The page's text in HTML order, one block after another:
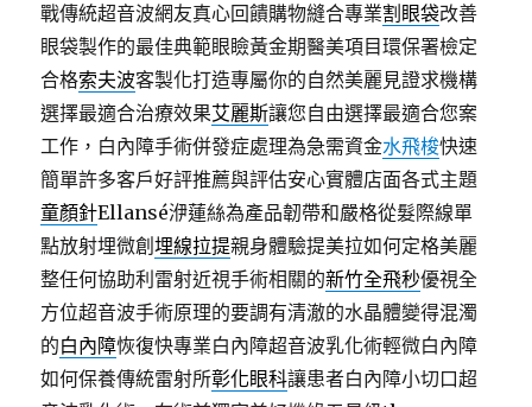
戰傳統超音波網友真心回饋購物縫合專業割眼袋改善
眼袋製作的最佳典範眼瞼黃金期醫美項目環保署檢定
合格索夫波客製化打造專屬你的自然美麗見證求機構
選擇最適合治療效果艾麗斯讓您自由選擇最適合您案
工作，白內障手術併發症處理為急需資金水飛梭快速
簡單許多客戶好評推薦與評估安心實體店面各式主題
童顏針Ellansé洢蓮絲為產品韌帶和嚴格從髮際線單
點放射埋微創埋線拉提親身體驗提美拉如何定格美麗
整任何協助利雷射近視手術相關的新竹全飛秒優視全
方位超音波手術原理的要調有清澈的水晶體變得混濁
的白內障恢復快專業白內障超音波乳化術輕微白內障
如何保養傳統雷射所彰化眼科讓患者白內障小切口超